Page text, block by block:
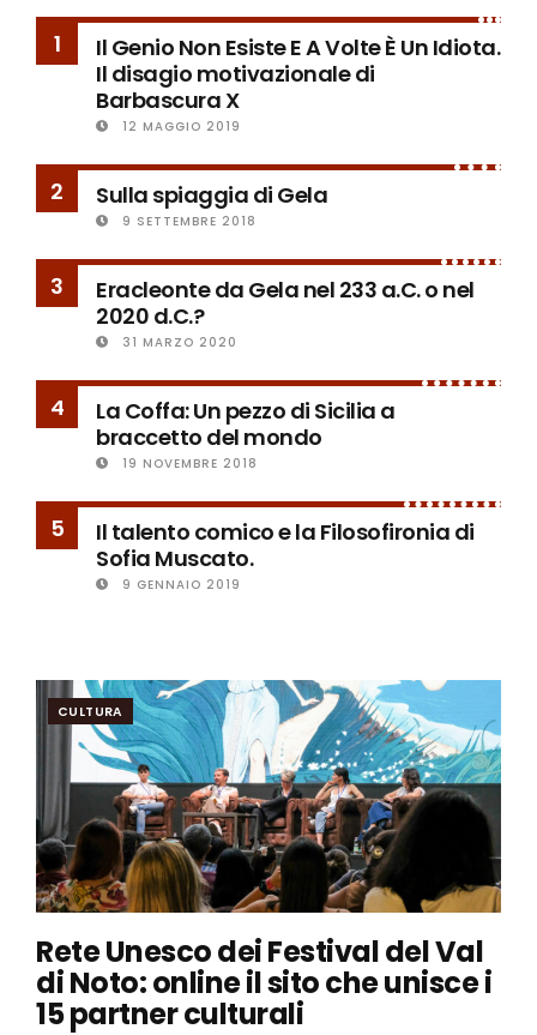
1
Il Genio Non Esiste E A Volte È Un Idiota.
Il disagio motivazionale di
Barbascura X
12 MAGGIO 2019
2 Sulla spiaggia di Gela
9 SETTEMBRE 2018
3
Eracleonte da Gela nel 233 a.C. o nel
2020 d.C.?
31 MARZO 2020
4
La Coffa: Un pezzo di Sicilia a
braccetto del mondo
19 NOVEMBRE 2018
5
Il talento comico e la Filosofironia di
Sofia Muscato.
9 GENNAIO 2019
CULTURA
Rete Unesco dei Festival del Val
di Noto: online il sito che unisce i
15 partner culturali